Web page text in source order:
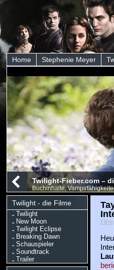
Home Stephenie Meyer
Twilight-Fieber.com –
Buchinhalte,
Twilight - die Filme
Twilight
New Moon
Twilight Eclipse
Breaking Dawn
Schauspieler
Soundtrack
Trailer
Filme,